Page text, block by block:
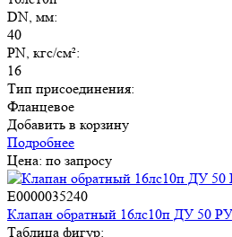
DN, мм:
40
PN, кгс/см²:
16
Тип присоединения:
Фланцевое
Добавить в корзину
Подробнее
Цена: по запросу
E0000035240
Клапан обратный 16лс10п ДУ 50
Таблица фигур: